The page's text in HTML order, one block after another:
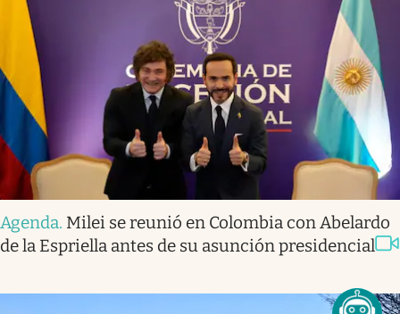
Agenda. Milei se reunió en Colombia con Abelardo
de la Espriella antes de su asunción presidencial